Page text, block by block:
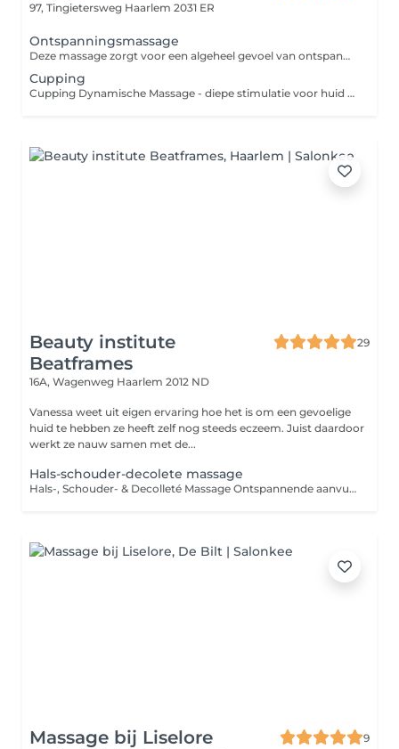
97, Tingietersweg Haarlem 2031 ER
Ontspanningsmassage
Deze massage zorgt voor een algeheel gevoel van ontspanning. Terwijl je spieren relaxen ebt stress weg zodat lichaam en geest weer in balans komen.
Cupping
Cupping Dynamische Massage - diepe stimulatie voor huid en lichaam Cupping massage is een krachtige behandelmethode waarbij speciale cups op de huid worden geplaatst om een vacuüm te creëren. Hierdoor wordt de doorbloeding gestimuleerd, afvalstoffen sneller afgevoerd en het bindweefsel intensief geactiveerd. De behandeling werkt diep op het lichaam en kan helpen bij spierspanning, vastzittend bindweefsel en vochtophoping. Tegelijk stimuleert cupping de natuurlijke processen van het lichaam, waardoor de huid er gladder, steviger en gezonder uit kan zien. Bij Reward-Beauty gebruiken we cupping vaak als onderdeel van body treatments om het lichaam te ondersteunen bij herstel, ontspanning en huidverbetering. Voordelen van cupping massage Helpt afvalstoffen sneller afvoeren, Detox Vermindert spierspanning en vastzittend bindweefse Stimuleert bloedcirculatie en lymfedrainagel Ondersteunt bij vochtophoping en daardoor secundair cellulitis Geeft een ontspannen en lichter gevoel in het lichaam Voor wie niet geschikt Cupping massage wordt niet aangeraden bij: zwangerschap gebruik van bloedverdunners spataderen of kwetsbare bloedvaten in het behandelgebied huidinfecties, open wondjes of actieve ontstekingen ernstige huidgevoeligheid of blauwe plekken die snel ontstaan Twijfel je of de behandeling geschikt is voor jou? Dan kijken we bij Reward-Beauty altijd samen naar wat veilig en verantwoord is voor jouw lichaam. Reward yourself.
Beauty institute
Beatframes
29
16A, Wagenweg Haarlem 2012 ND
Vanessa weet uit eigen ervaring hoe het is om een gevoelige
huid te hebben ze heeft zelf nog steeds eczeem. Juist daardoor
werkt ze nauw samen met de...
Hals-schouder-decolete massage
Hals-, Schouder- & Decolleté Massage Ontspannende aanvulling op je gezichtsbehandeling Een gezichtsbehandeling wordt nóg completer met een weldadige massage van de hals, schouders en het decolleté. Deze extra massage helpt spierspanning los te laten, stimuleert de doorbloeding en draagt bij aan een diepe ontspanning terwijl de huid op deze gebieden tegelijk wordt verzorgd en verstevigd. Perfect voor wie even wil ontsnappen aan stress, spanning in nek en schouders ervaart of gewoon net dat beetje extra luxe wil tijdens een behandeling. Wat zijn de voordelen? Verlicht spierspanning en stress in nek en schouders Stimuleert lymfedrainage en bloedcirculatie Verstevigt en verzorgt de huid van hals en decolleté Verhoogt het ontspannend effect van je gezichtsbehandeling Duur: ± 30 minuten (als extra bij te boeken) Resultaat: Een ontspannen lichaam, een frisse uitstraling en een extra verzorgde huid Tip: Deze massage is ideaal bij spanningshoofdpijn, stijve schouders of een vermoeide uitstraling.
Massage bij Liselore
9